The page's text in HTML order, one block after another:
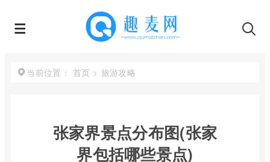
当前位置： 首页 > 旅游攻略
张家界景点分布图(张家
界包括哪些景点)